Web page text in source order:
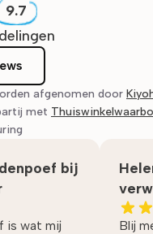
9.7
afgenomen door
met
bij
is wat mij
Blij